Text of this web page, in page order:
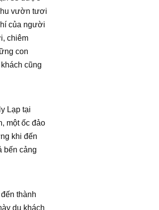
vườn tươi
của người
chiêm
con
cũng
Lạp tại
một ốc đảo
khi đến
bến cảng
thành
du khách